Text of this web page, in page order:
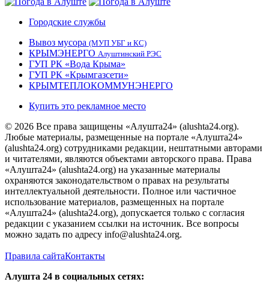
Городские службы
Вывоз мусора (МУП УБГ и КС)
КРЫМЭНЕРГО Алуштинский РЭС
ГУП РК «Вода Крыма»
ГУП РК «Крымгазсети»
КРЫМТЕПЛОКОММУНЭНЕРГО
Купить это рекламное место
© 2026 Все права защищены «Алушта24» (alushta24.org).
Любые материалы, размещенные на портале «Алушта24»
(alushta24.org) сотрудниками редакции, нештатными авторами
и читателями, являются объектами авторского права. Права
«Алушта24» (alushta24.org) на указанные материалы
охраняются законодательством о правах на результаты
интеллектуальной деятельности. Полное или частичное
использование материалов, размещенных на портале
«Алушта24» (alushta24.org), допускается только с согласия
редакции с указанием ссылки на источник. Все вопросы
можно задать по адресу info@alushta24.org.
Правила сайтаКонтакты
Алушта 24 в социальных сетях: